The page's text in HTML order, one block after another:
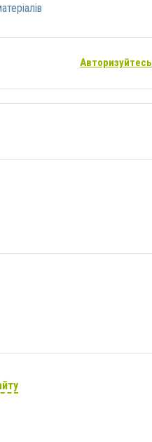
Авторизуйтесь